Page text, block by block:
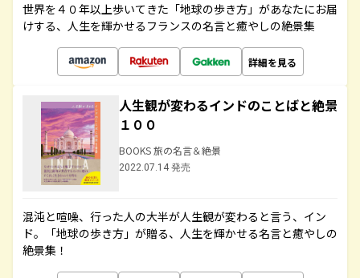
世界を４０年以上歩いてきた「地球の歩き方」があなたにお届
けする、人生を輝かせるフランスの名言と癒やしの絶景集
詳細を見る
人生観が変わるインドのことばと絶景
１００
BOOKS 旅の名言＆絶景
2022.07.14 発売
混沌と喧噪、行った人の大半が人生観が変わると言う、イン
ド。「地球の歩き方」が贈る、人生を輝かせる名言と癒やしの
絶景集！